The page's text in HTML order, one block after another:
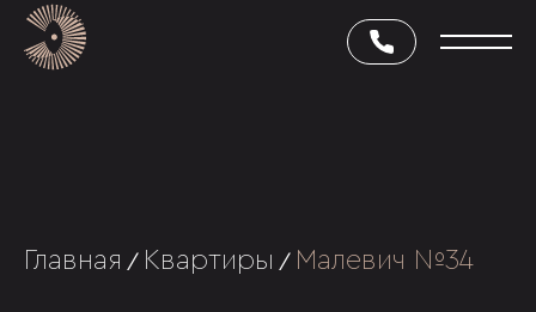
Главная / Квартиры / Малевич №34